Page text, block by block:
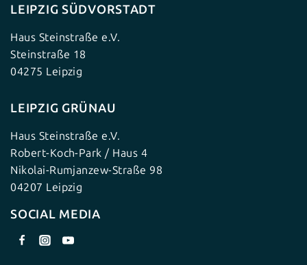
LEIPZIG SÜDVORSTADT
Haus Steinstraße e.V.
Steinstraße 18
04275 Leipzig
LEIPZIG GRÜNAU
Haus Steinstraße e.V.
Robert-Koch-Park / Haus 4
Nikolai-Rumjanzew-Straße 98
04207 Leipzig
SOCIAL MEDIA